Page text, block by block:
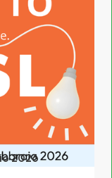
2026